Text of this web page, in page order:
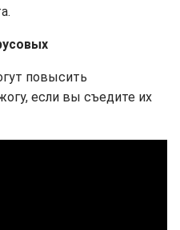
повысить
если вы съедите их